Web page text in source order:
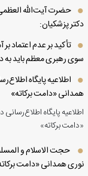
حضرت آیت‌الله العظمی
پزشکیان:
تأکید بر عدم اعتماد بر
رهبری معظم باید به
اطلاعیه پایگاه
«دامت برکاته»
پایگاه اطلاع‌رسانی
برکاته»
حجت الاسلام و
همدانی «دامت برکاته»